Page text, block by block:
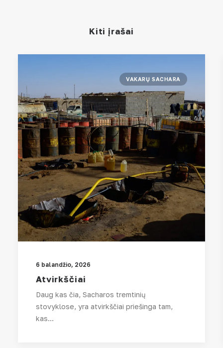
Kiti įrašai
VAKARŲ SACHARA
6 balandžio, 2026
Atvirkščiai
Daug kas čia, Sacharos tremtinių
stovyklose, yra atvirkščiai priešinga tam,
kas…